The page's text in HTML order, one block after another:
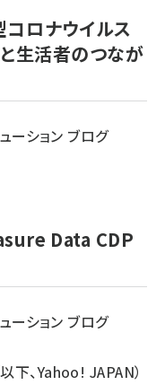
コロナウイルス
生活者のつなが
ーション ブログ
Data CDP
ーション ブログ
下、Yahoo! JAPAN）